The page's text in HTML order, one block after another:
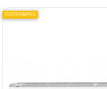
ПОПУЛАРНО